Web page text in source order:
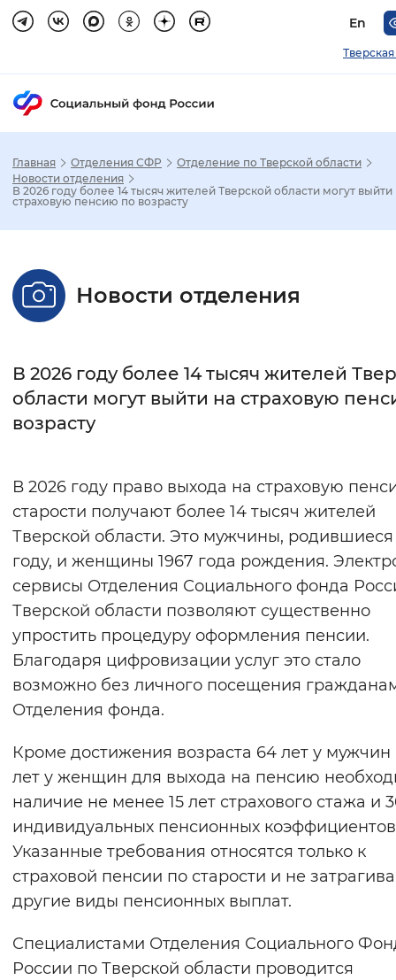
En
Стандартный Увеличенный
Без засечек С засечками
Цвет сайта
Монохромный Инверсивный
Синий фон
Изображения
Включены Выключены
Воспроизвести Остановить
Вернуть стандартные настройки
Главная Отделения СФР
Отделение по Тверской области
Новости отделения
В 2026 году более 14 тысяч жителей Тверской области могут выйти
страховую пенсию по возрасту
Новости отделения
В 2026 году более 14 тысяч жителей
области могут выйти на страховую
возрасту
В 2026 году право выхода на страховую
старости получают более 14 тысяч жителей
Тверской области. Это мужчины, родившиеся
году, и женщины 1967 года рождения.
сервисы Отделения Социального фонда
Тверской области позволяют существенно
упростить процедуру оформления пенсии.
Благодаря цифровизации услуг это стало
возможно без личного посещения
Отделения фонда.
Кроме достижения возраста 64 лет у мужчин
лет у женщин для выхода на пенсию
наличие не менее 15 лет страхового стажа и
индивидуальных пенсионных
Указанные требования относятся только к
страховой пенсии по старости и не
другие виды пенсионных выплат.
Специалистами Отделения Социального
России по Тверской области проводится